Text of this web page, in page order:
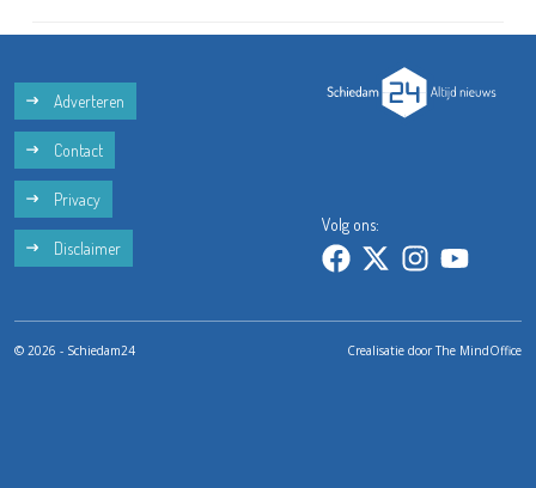
Adverteren
Contact
Privacy
Disclaimer
Volg ons:
© 2026 - Schiedam24 Crealisatie doorThe MindOffice